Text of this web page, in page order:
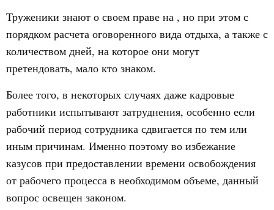
Труженики знают о своем праве на , но при этом с
порядком расчета оговоренного вида отдыха, а также с
количеством дней, на которое они могут
претендовать, мало кто знаком.
Более того, в некоторых случаях даже кадровые
работники испытывают затруднения, особенно если
рабочий период сотрудника сдвигается по тем или
иным причинам. Именно поэтому во избежание
казусов при предоставлении времени освобождения
от рабочего процесса в необходимом объеме, данный
вопрос освещен законом.